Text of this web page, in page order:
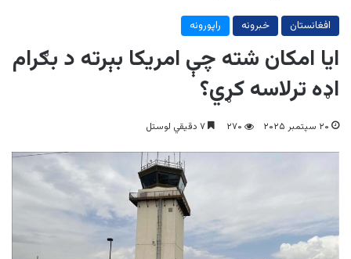
افغانستان خبرونه راپورونه
ایا امکان شته چې امریکا بېرته د بګرام
اډه ترلاسه کړي؟
۲۰ سپتمبر ۲۰۲۵ ۲۷۰